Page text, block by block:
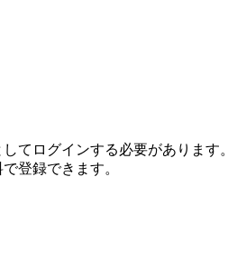
てログインする必要があります。
登録できます。